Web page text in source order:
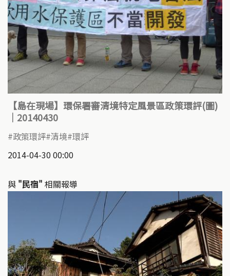
【島在現場】環保署審清境特定風景區政策環評(圖)
｜20140430
政策環評 清境 環評
2014-04-30 00:00
與 "民宿" 相關報導